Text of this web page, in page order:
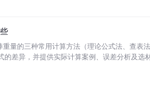
量的三种常用计算方法（理论公式法、查表
的差异，并提供实际计算案例、误差分析及选